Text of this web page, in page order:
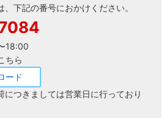
、下記の番号におかけください。
18:00
ちら
ード
につきましては営業日に行っており